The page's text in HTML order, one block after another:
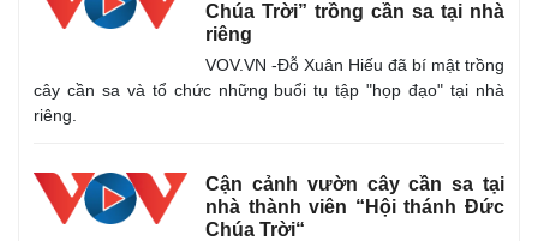
Chúa Trời” trồng cần sa tại nhà
riêng
VOV.VN -Đỗ Xuân Hiếu đã bí mật trồng
cây cần sa và tổ chức những buổi tụ tập "họp đạo" tại nhà
riêng.
Cận cảnh vườn cây cần sa tại
nhà thành viên “Hội thánh Đức
Chúa Trời“